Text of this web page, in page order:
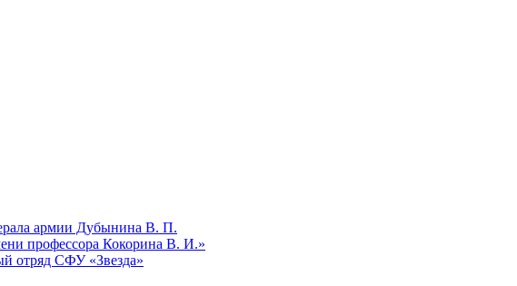
армии Дубынина В. П.
профессора Кокорина В. И.»
отряд СФУ «Звезда»